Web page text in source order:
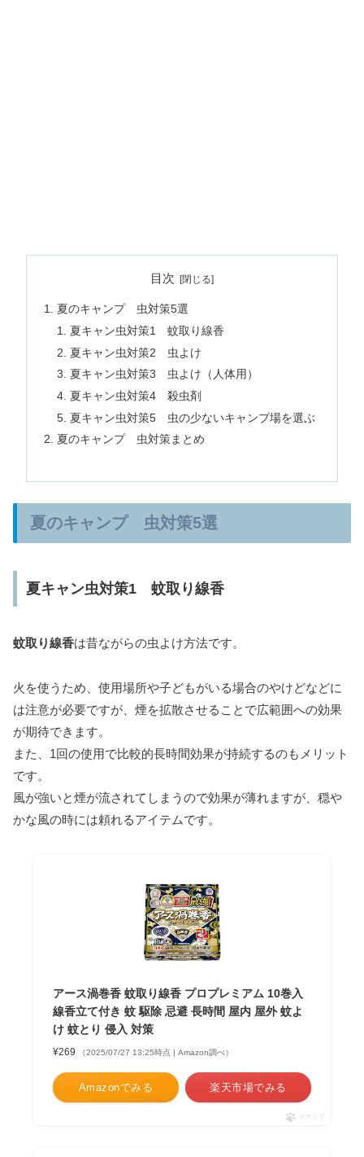
目次
夏のキャンプ 虫対策5選
夏キャン虫対策1 蚊取り線香
夏キャン虫対策2 虫よけ
夏キャン虫対策3 虫よけ（人体用）
夏キャン虫対策4 殺虫剤
夏キャン虫対策5 虫の少ないキャンプ場を選ぶ
夏のキャンプ 虫対策まとめ
夏のキャンプ 虫対策5選
夏キャン虫対策1 蚊取り線香
蚊取り線香は昔ながらの虫よけ方法です。
火を使うため、使用場所や子どもがいる場合のやけどなどに
は注意が必要ですが、煙を拡散させることで広範囲への効果
が期待できます。
また、1回の使用で比較的長時間効果が持続するのもメリット
です。
風が強いと煙が流されてしまうので効果が薄れますが、穏や
かな風の時には頼れるアイテムです。
アース渦巻香 蚊取り線香 プロプレミアム 10巻入
線香立て付き 蚊 駆除 忌避 長時間 屋内 屋外 蚊よ
け 蚊とり 侵入 対策
¥269 （2025/07/27 13:25時点 | Amazon調べ）
Amazonでみる 楽天市場でみる
ポチップ